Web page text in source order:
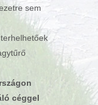
sem
céggel